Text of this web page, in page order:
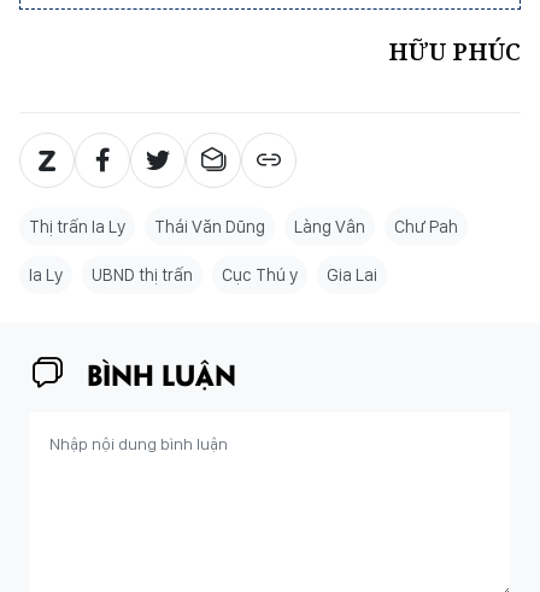
HỮU PHÚC
Thị trấn Ia Ly Thái Văn Dũng Làng Vân Chư Pah
Ia Ly UBND thị trấn Cục Thú y Gia Lai
BÌNH LUẬN